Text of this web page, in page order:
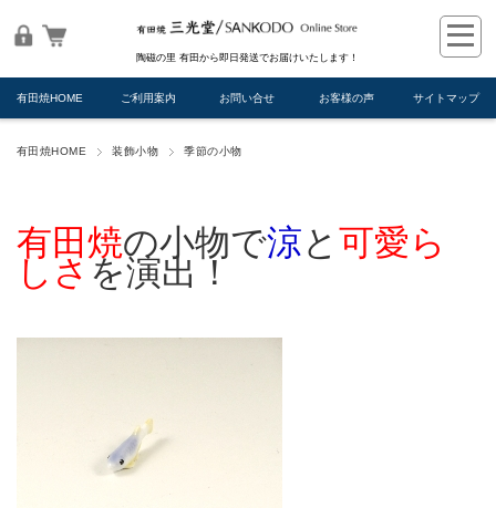
陶磁の里 有田から即日発送でお届けいたします！
有田焼HOME ご利用案内 お問い合せ お客様の声 サイトマップ
有田焼HOME 装飾小物 季節の小物
有田焼の小物で涼と 可愛ら
しさを演出！